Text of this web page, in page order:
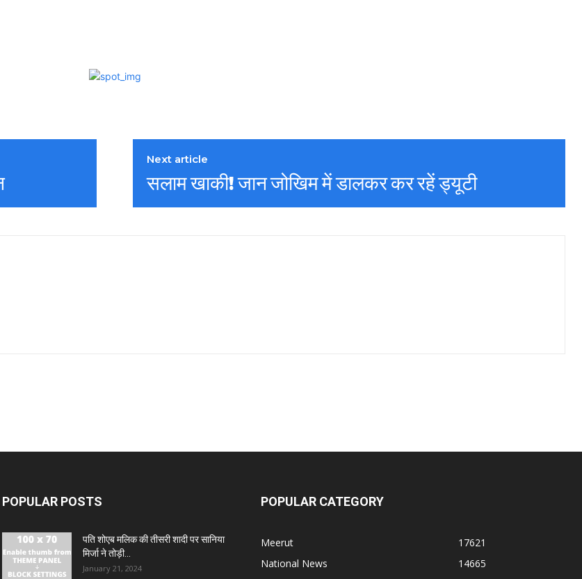
Next article
सलाम खाकी! जान जोखिम में डालकर कर रहें ड्यूटी
POPULAR POSTS
पति शोएब मलिक की तीसरी शादी पर सानिया
मिर्जा ने तोड़ी...
January 21, 2024
POPULAR CATEGORY
Meerut
17621
National News
14665